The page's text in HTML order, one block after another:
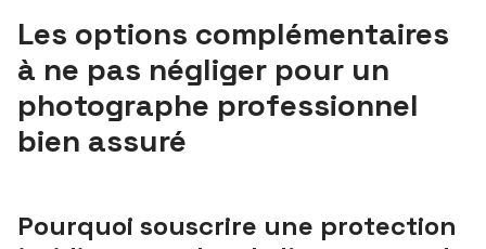
Les options complémentaires
à ne pas négliger pour un
photographe professionnel
bien assuré
Pourquoi souscrire une protection